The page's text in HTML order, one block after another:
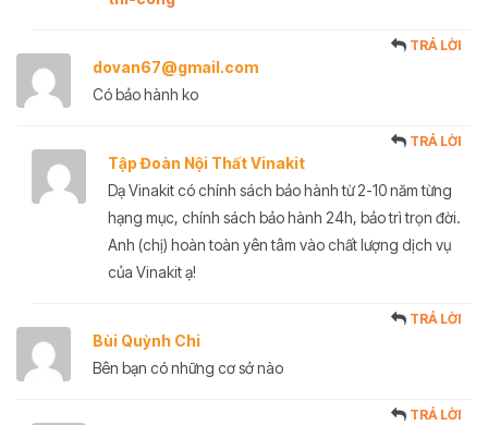
dovan67@gmail.com
TRẢ LỜI
Có bảo hành ko
Tập Đoàn Nội Thất Vinakit
TRẢ LỜI
Dạ Vinakit có chính sách bảo hành từ 2-10 năm từng
hạng mục, chính sách bảo hành 24h, bảo trì trọn đời.
Anh (chị) hoàn toàn yên tâm vào chất lượng dịch vụ
của Vinakit ạ!
Bùi Quỳnh Chi
TRẢ LỜI
Bên bạn có những cơ sở nào
TRẢ LỜI